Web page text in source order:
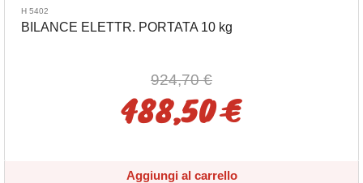
H 5402
BILANCE ELETTR. PORTATA 10 kg
924,70 €
488,50 €
Aggiungi al carrello